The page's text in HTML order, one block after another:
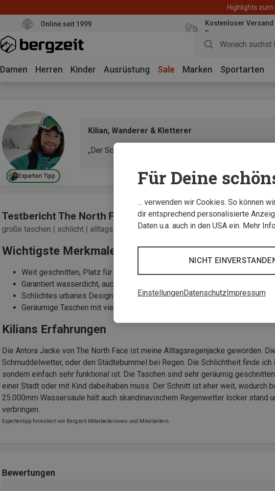
Highlights zum
Online seit 1999
Kostenloser Versand
Euro
Damen Herren Kinder Ausrüstung Sale Marken Sportarten
Experten Tipp
Kilian, Wanderer & Kletterer
„Der Schnitt ist eher weit, wodurch bequem eine
Testbericht The North Face Antora Herren Jacke
große taschen | schlicht | alltagstauglich
Wichtigste Merkmale
Weit geschnitten, Platz für Isolationsjacke darunter
Garantiert wasserdicht, auch bei starkem Regen
Schlichtes urbanes Design für den Alltag
Geräumige Taschen mit viel Stauraum
Kilians Erfahrungen
Die Antora Jacke von The North Face ist meine Alltagsregenjacke geworden.
Schmuddelwetter, oder den Städtebummel bei Regen. Die Schlichtheit finde
sondern einfach sehr funktional ist. Die Taschen sind sehr geräumig
einer Stadt oder mit Kind dabeihaben muss. Der Schnitt ist eher weit, wodurch
25.000mm Wassersäule hält auch skandinavischem Regenwetter locker stand
verbringen.
Expertentipp formuliert von Bergzeit Mitarbeiterinnen und Mitarbeitern
Bewertungen
Für Deine
… verwenden wir Cookies. So können
dir entsprechend personalisierte
Daten u.a. auch in den USA ein. Mehr
NICHT
EinstellungenDatenschutz Impressum